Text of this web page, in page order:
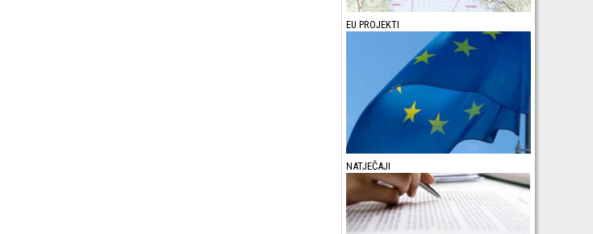
EU PROJEKTI
NATJEČAJI